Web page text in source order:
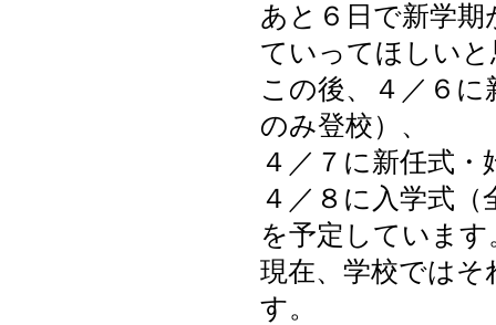
あと６日で新学
ていってほしい
この後、４／６
のみ登校）、
４／７に新任式
４／８に入学式
を予定しています
現在、学校では
す。